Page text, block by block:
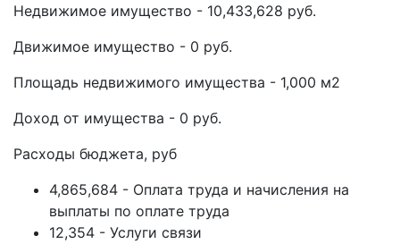
Недвижимое имущество - 10,433,628 руб.
Движимое имущество - 0 руб.
Площадь недвижимого имущества - 1,000 м2
Доход от имущества - 0 руб.
Расходы бюджета, руб
4,865,684 - Оплата труда и начисления на
выплаты по оплате труда
12,354 - Услуги связи